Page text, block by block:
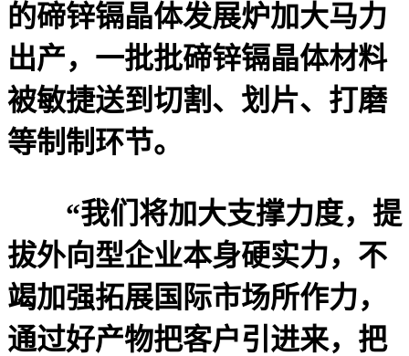
的碲锌镉晶体发展炉加大马力
出产，一批批碲锌镉晶体材料
被敏捷送到切割、划片、打磨
等制制环节。
“我们将加大支撑力度，提
拔外向型企业本身硬实力，不
竭加强拓展国际市场所作力，
通过好产物把客户引进来，把